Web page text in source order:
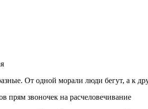
От одной морали люди бегут, а к
прям звоночек на расчеловечивание